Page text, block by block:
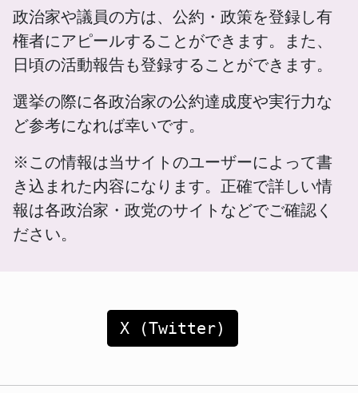
政治家や議員の方は、公約・政策を登録し有
権者にアピールすることができます。また、
日頃の活動報告も登録することができます。
選挙の際に各政治家の公約達成度や実行力な
ど参考になれば幸いです。
※この情報は当サイトのユーザーによって書
き込まれた内容になります。正確で詳しい情
報は各政治家・政党のサイトなどでご確認く
ださい。
X (Twitter)